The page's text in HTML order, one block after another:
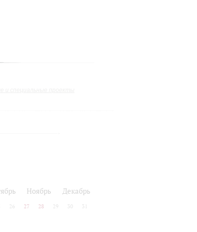
Ноябрь Декабрь
26 27 28 29 30 31